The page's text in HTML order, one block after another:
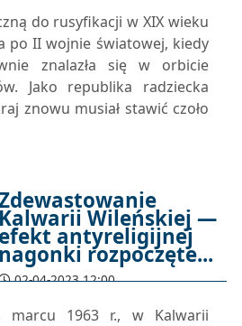
do rusyfikacji w XIX wieku
po II wojnie światowej, kiedy
znalazła się w orbicie
Jako republika radziecka
znowu musiał stawić czoło
Kalwarii Wileńskiej —
efekt antyreligijnej
nagonki rozpoczęte...
02-04-2023 12:00
1963 r., w Kalwarii